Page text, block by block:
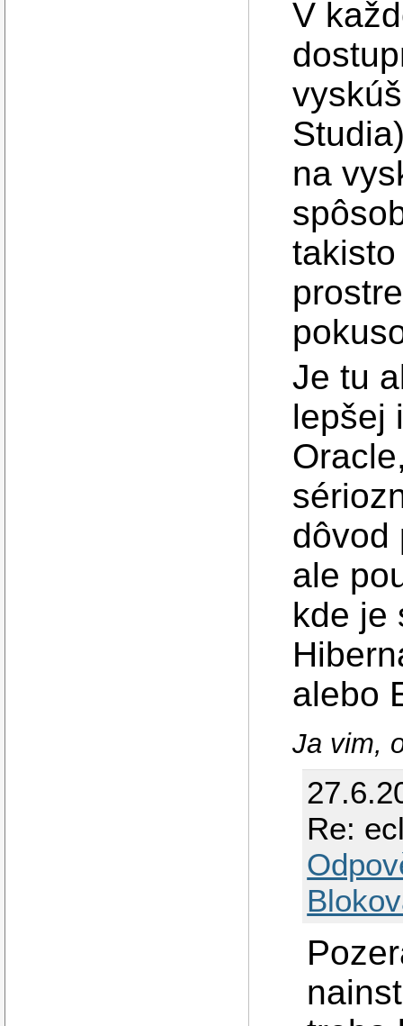
V
na
Je tu
lepšej
dôvod
ale
kde je
alebo
Ja vim,
Re: